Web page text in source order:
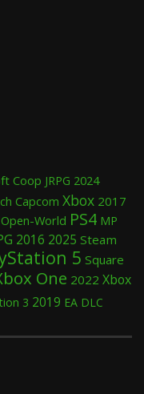
Coop JRPG 2024
Capcom Xbox 2017
Open-World PS4 MP
2016 2025 Steam
5 Square
One 2022 Xbox
3 2019 EA DLC